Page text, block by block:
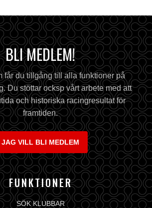
BLI MEDLEM!
får du tillgång till alla funktioner på
Du stöttar ocksp vårt arbete med att
och historiska racingresultat för
framtiden.
JAG VILL BLI MEDLEM
FUNKTIONER
SÖK KLUBBAR